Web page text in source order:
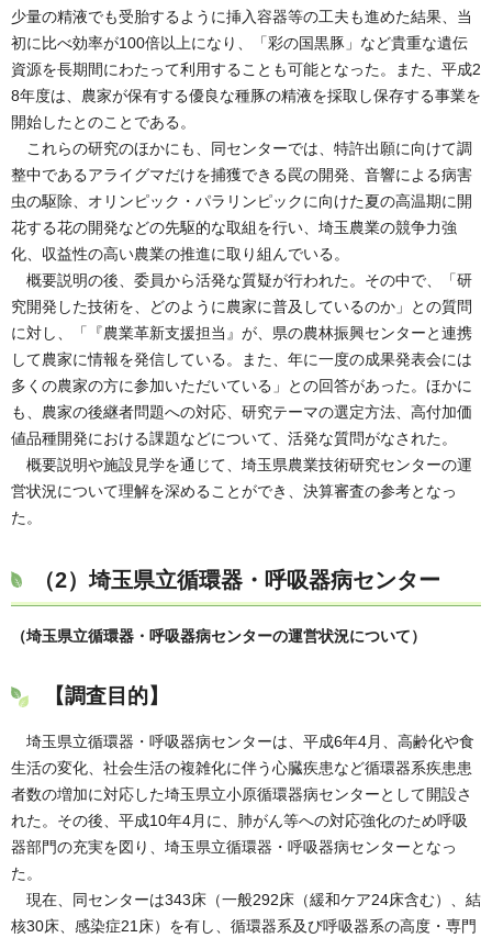
少量の精液でも受胎するように挿入容器等の工夫も進めた結果、当
初に比べ効率が100倍以上になり、「彩の国黒豚」など貴重な遺伝
資源を長期間にわたって利用することも可能となった。また、平成2
8年度は、農家が保有する優良な種豚の精液を採取し保存する事業を
開始したとのことである。
これらの研究のほかにも、同センターでは、特許出願に向けて調
整中であるアライグマだけを捕獲できる罠の開発、音響による病害
虫の駆除、オリンピック・パラリンピックに向けた夏の高温期に開
花する花の開発などの先駆的な取組を行い、埼玉農業の競争力強
化、収益性の高い農業の推進に取り組んでいる。
概要説明の後、委員から活発な質疑が行われた。その中で、「研
究開発した技術を、どのように農家に普及しているのか」との質問
に対し、「『農業革新支援担当』が、県の農林振興センターと連携
して農家に情報を発信している。また、年に一度の成果発表会には
多くの農家の方に参加いただいている」との回答があった。ほかに
も、農家の後継者問題への対応、研究テーマの選定方法、高付加価
値品種開発における課題などについて、活発な質問がなされた。
概要説明や施設見学を通じて、埼玉県農業技術研究センターの運
営状況について理解を深めることができ、決算審査の参考となっ
た。
（2）埼玉県立循環器・呼吸器病センター
（埼玉県立循環器・呼吸器病センターの運営状況について）
【調査目的】
埼玉県立循環器・呼吸器病センターは、平成6年4月、高齢化や食
生活の変化、社会生活の複雑化に伴う心臓疾患など循環器系疾患患
者数の増加に対応した埼玉県立小原循環器病センターとして開設さ
れた。その後、平成10年4月に、肺がん等への対応強化のため呼吸
器部門の充実を図り、埼玉県立循環器・呼吸器病センターとなっ
た。
現在、同センターは343床（一般292床（緩和ケア24床含む）、結
核30床、感染症21床）を有し、循環器系及び呼吸器系の高度・専門